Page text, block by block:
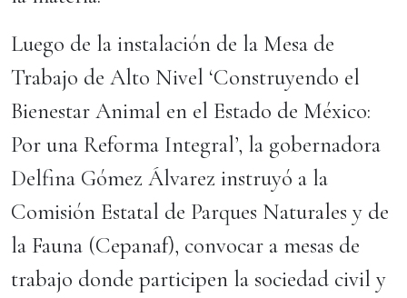
Luego de la instalación de la Mesa de
Trabajo de Alto Nivel ‘Construyendo el
Bienestar Animal en el Estado de México:
Por una Reforma Integral’, la gobernadora
Delfina Gómez Álvarez instruyó a la
Comisión Estatal de Parques Naturales y de
la Fauna (Cepanaf), convocar a mesas de
trabajo donde participen la sociedad civil y